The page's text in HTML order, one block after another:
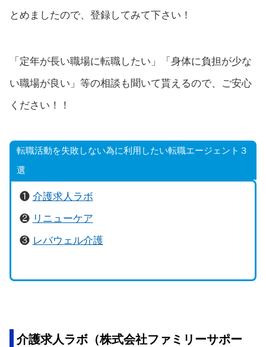
とめましたので、登録してみて下さい！
「定年が長い職場に転職したい」「身体に負担が少な
い職場が良い」等の相談も聞いて貰えるので、ご安心
ください！！
転職活動を失敗しない為に利用したい転職エージェント３
選
❶ 介護求人ラボ
❷ リニューケア
❸ レバウェル介護
介護求人ラボ（株式会社ファミリーサポー